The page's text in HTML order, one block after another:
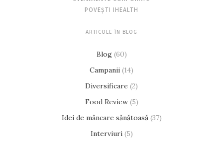
POVEȘTI IHEALTH
ARTICOLE ÎN BLOG
Blog(60)
Campanii (14)
Diversificare (2)
Food Review(5)
Idei de mâncare sănătoasă(37)
Interviuri(5)